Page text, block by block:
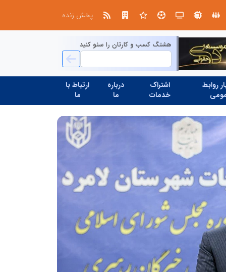
پخش زنده
هشتگ کسب و کارتان را سئو کنید
روابط
اشتراک
خدمات
درباره
ما
ارتباط با
ما